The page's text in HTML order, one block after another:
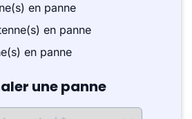
en panne
en panne
en panne
une panne